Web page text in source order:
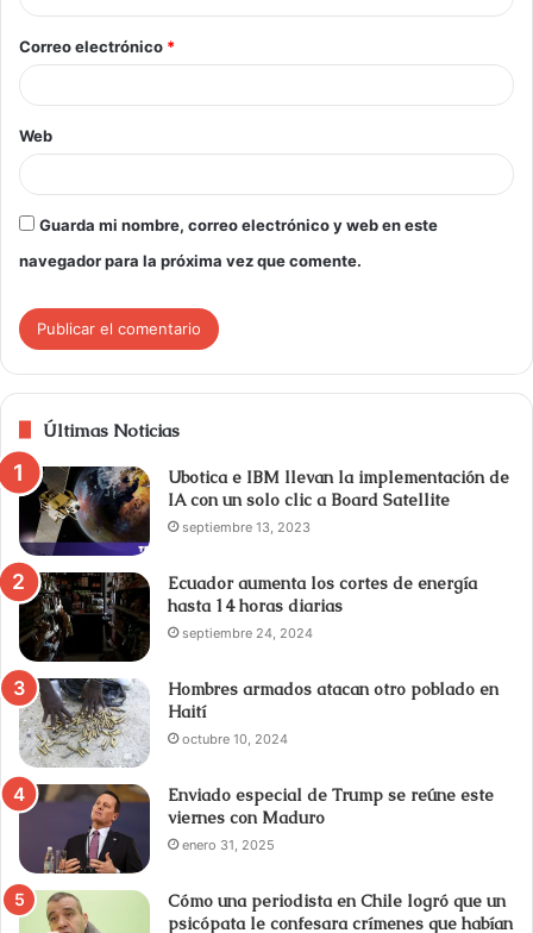
Correo electrónico *
Web
Guarda mi nombre, correo electrónico y web en este
navegador para la próxima vez que comente.
Últimas Noticias
Ubotica e IBM llevan la implementación de
IA con un solo clic a Board Satellite
septiembre 13, 2023
Ecuador aumenta los cortes de energía
hasta 14 horas diarias
septiembre 24, 2024
Hombres armados atacan otro poblado en
Haití
octubre 10, 2024
Enviado especial de Trump se reúne este
viernes con Maduro
enero 31, 2025
Cómo una periodista en Chile logró que un
psicópata le confesara crímenes que habían